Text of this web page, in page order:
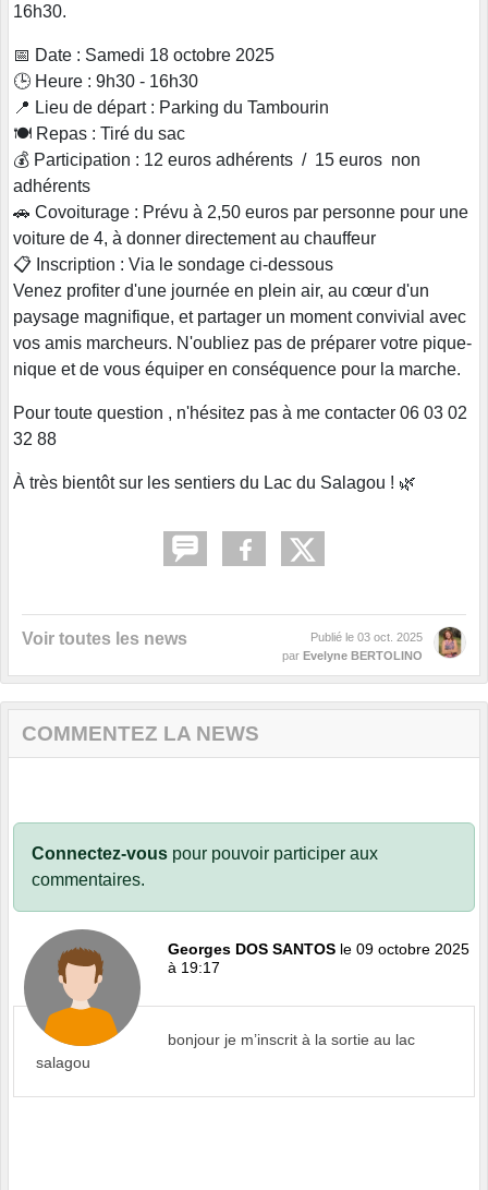
16h30.
📅 Date : Samedi 18 octobre 2025
🕒 Heure : 9h30 - 16h30
📍 Lieu de départ : Parking du Tambourin
🍽️ Repas : Tiré du sac
💰 Participation : 12 euros adhérents / 15 euros non
adhérents
🚗 Covoiturage : Prévu à 2,50 euros par personne pour une
voiture de 4, à donner directement au chauffeur
📋 Inscription : Via le sondage ci-dessous
Venez profiter d'une journée en plein air, au cœur d'un
paysage magnifique, et partager un moment convivial avec
vos amis marcheurs. N'oubliez pas de préparer votre pique-
nique et de vous équiper en conséquence pour la marche.
Pour toute question , n'hésitez pas à me contacter 06 03 02
32 88
À très bientôt sur les sentiers du Lac du Salagou ! 🌿
Voir toutes les news Publié le 03 oct. 2025
par Evelyne BERTOLINO
COMMENTEZ LA NEWS
Connectez-vous pour pouvoir participer aux
commentaires.
Georges DOS SANTOS le 09 octobre 2025
à 19:17
bonjour je m’inscrit à la sortie au lac
salagou